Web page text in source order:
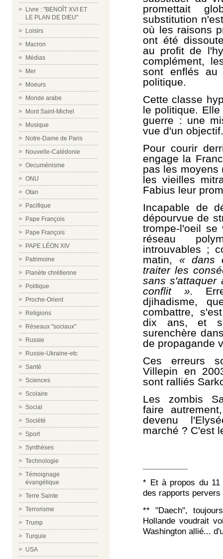
Livre : "BENOÎT XVI ET
LE PLAN DE DIEU"
Loisirs
Macron
Médias
Mer
Moeurs
Monde arabe
Mont Saint-Michel
Musique
Notre-Dame de Paris
Nouvelle-Calédonie
Oecuménisme
ONU
Otan
Pacifique
Pape François
Pape François
PAPE LÉON XIV
Patrimoine
Planète chrétienne
Politique
Proche-Orient
Religions
Réseaux "sociaux"
Russie
Russie-Ukraine-etc
Santé
Sciences
Scolaire
Social
Société
Sport
Synthèses
Technologie
Témoignage
évangélique
Terre Sainte
Terrorisme
Trump
Turquie
USA
promettait
substitution
où les raisons
ont été
au profit de
complément,
sont enflés au
politique.
Cette classe
le politique.
guerre : une
vue d'un
Pour courir
engage la
pas les moyens
les vieilles
Fabius leur
Incapable de
dépourvue de
trompe-l'oeil
réseau
introuvables ;
matin, « dans
traiter les
sans s'attaquer
conflit ».
djihadisme,
combattre,
dix ans, et
surenchère
de propagande
Ces erreurs
Villepin en
sont ralliés
Les zombis
faire
devenu
marché ? C'est
* Et à propos du 11
des rapports
** "Daech",
Hollande voudrait
Washington allié...